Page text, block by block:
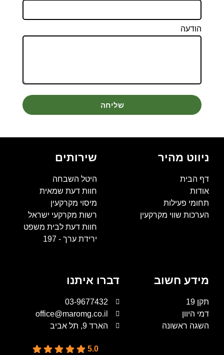
הודעה
שליחה
ניווט מהיר
דף הבית
אודות
תחומי פעילות
הערכות שווי מקרקעין
שירותים
היטל השבחה
חוות דעת שמאית
מיסוי מקרקעין
רשות מקרקעי ישראל
חוות דעת לבית משפט
ירידת ערך - 197
מידע חשוב
תקן 19
דמי היוון
השגה ראשונה
דברו איתנו
03-9677432
office@maromg.co.il
הארד 9, תל אביב
5.0